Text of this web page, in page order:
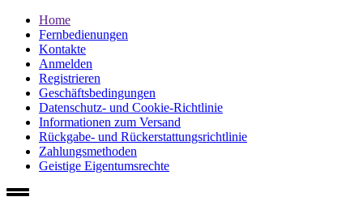
Home
Fernbedienungen
Kontakte
Anmelden
Registrieren
Geschäftsbedingungen
Datenschutz- und Cookie-Richtlinie
Informationen zum Versand
Rückgabe- und Rückerstattungsrichtlinie
Zahlungsmethoden
Geistige Eigentumsrechte